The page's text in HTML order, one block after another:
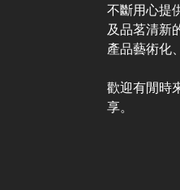
不斷用心提
及品茗清新
產品藝術化
歡迎有閒時
享。